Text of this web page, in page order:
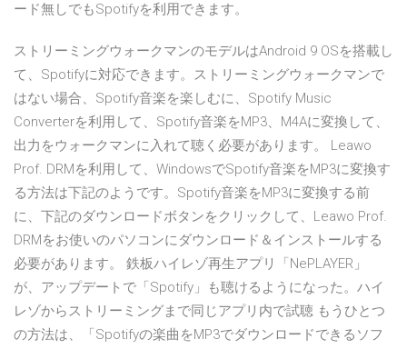
ード無しでもSpotifyを利用できます。
ストリーミングウォークマンのモデルはAndroid 9 OSを搭載し
て、Spotifyに対応できます。ストリーミングウォークマンで
はない場合、Spotify音楽を楽しむに、Spotify Music
Converterを利用して、Spotify音楽をMP3、M4Aに変換して、
出力をウォークマンに入れて聴く必要があります。 Leawo
Prof. DRMを利用して、WindowsでSpotify音楽をMP3に変換す
る方法は下記のようです。Spotify音楽をMP3に変換する前
に、下記のダウンロードボタンをクリックして、Leawo Prof.
DRMをお使いのパソコンにダウンロード＆インストールする
必要があります。 鉄板ハイレゾ再生アプリ「NePLAYER」
が、アップデートで「Spotify」も聴けるようになった。ハイ
レゾからストリーミングまで同じアプリ内で試聴 もうひとつ
の方法は、「Spotifyの楽曲をMP3でダウンロードできるソフ